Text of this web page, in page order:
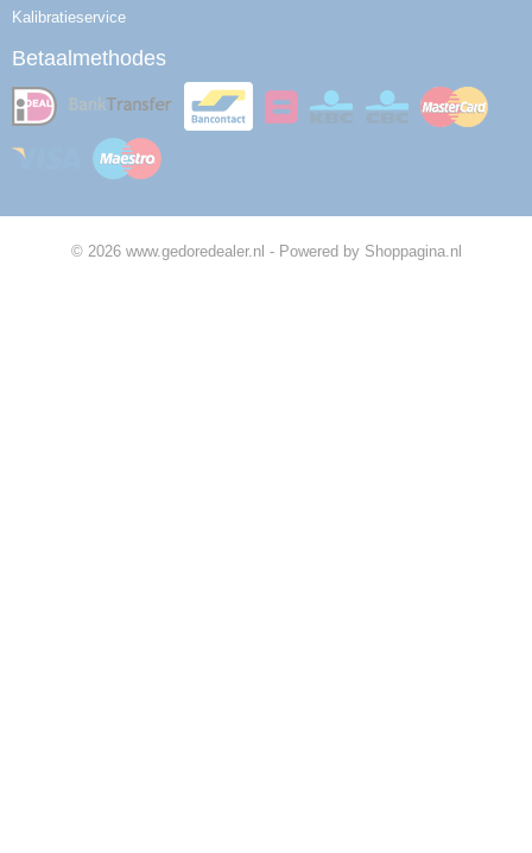
Kalibratieservice
Betaalmethodes
© 2026 www.gedoredealer.nl - Powered by Shoppagina.nl